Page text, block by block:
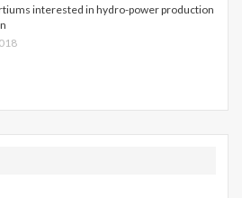
interested in hydro-power production